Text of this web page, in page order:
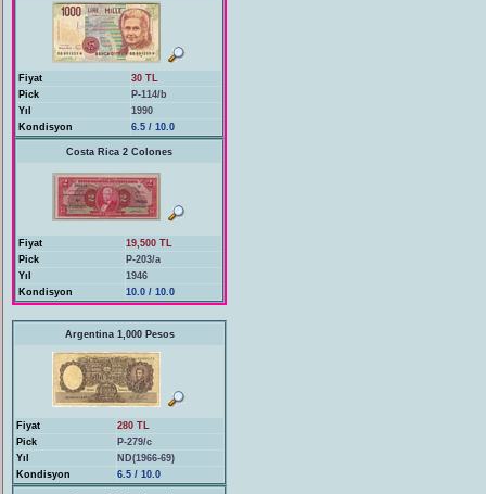
Fiyat
30 TL
Pick
P-114/b
Yıl
1990
Kondisyon
6.5 / 10.0
Costa Rica 2 Colones
Fiyat
19,500 TL
Pick
P-203/a
Yıl
1946
Kondisyon
10.0 / 10.0
Argentina 1,000 Pesos
Fiyat
280 TL
Pick
P-279/c
Yıl
ND(1966-69)
Kondisyon
6.5 / 10.0